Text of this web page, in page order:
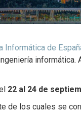
Informática de
informática.
22 al 24 de
de los cuales se